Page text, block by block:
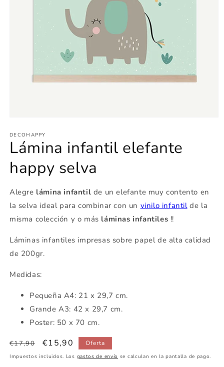
multimedia
1
en
ventana
modal
DECOHAPPY
Lámina infantil elefante
happy selva
Alegre lámina infantil de un elefante muy contento en
la selva ideal para combinar con un vinilo infantilde la
misma colección y o más láminas infantiles !!
Láminas infantiles impresas sobre papel de alta calidad
de 200gr.
Medidas:
Pequeña A4: 21 x 29,7 cm.
Grande A3: 42 x 29,7 cm.
Poster: 50 x 70 cm.
Precio
habitual
€17,90
Precio
de
€15,90 Oferta
Impuestos incluidos. Los gastos de envío se calculan en la pantalla de pago.